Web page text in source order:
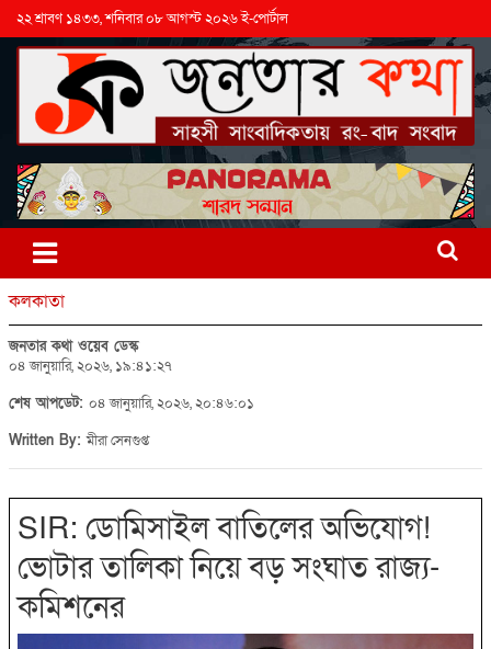
২২ শ্রাবণ ১৪৩৩, শনিবার ০৮ আগস্ট ২০২৬ ই-পোর্টাল
কলকাতা
জনতার কথা ওয়েব ডেস্ক
০৪ জানুয়ারি, ২০২৬, ১৯:৪১:২৭
শেষ আপডেট: ০৪ জানুয়ারি, ২০২৬, ২০:৪৬:০১
Written By:মীরা সেনগুপ্ত
SIR: ডোমিসাইল বাতিলের অভিযোগ!
ভোটার তালিকা নিয়ে বড় সংঘাত রাজ্য-
কমিশনের